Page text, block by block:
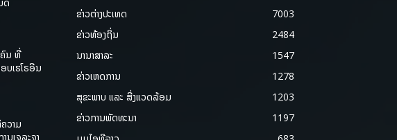
ນ ທີ່
ບເຮໂຣອີນ
ວາມ
ນເຈລະຈາ
ຂ່າວຕ່າງປະເທດ
7003
ຂ່າວທ້ອງຖິ່ນ
2484
ນານາສາລະ
1547
ຂ່າວເຫດການ
1278
ສຸຂະພາບ ແລະ ສີ່ງແວດລ້ອມ
1203
ຂ່າວການພັດທະນາ
1197